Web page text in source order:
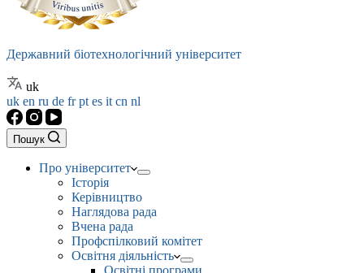
Державний біотехнологічний університет
uk
uk en ru de frpt es it cn nl
Пошук
Про університет
Історія
Керівництво
Наглядова рада
Вчена рада
Профспілковий комітет
Освітня діяльність
Освітні програми